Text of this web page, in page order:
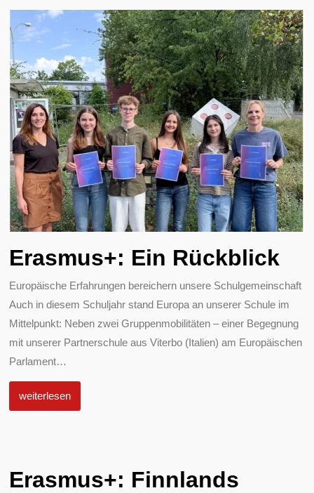
Erasmus+: Ein Rückblick
Europäische Erfahrungen bereichern unsere Schulgemeinschaft
Auch in diesem Schuljahr stand Europa an unserer Schule im
Mittelpunkt: Neben zwei Gruppenmobilitäten – einer Begegnung
mit unserer Partnerschule aus Viterbo (Italien) am Europäischen
Parlament…
weiterlesen
Erasmus+: Finnlands